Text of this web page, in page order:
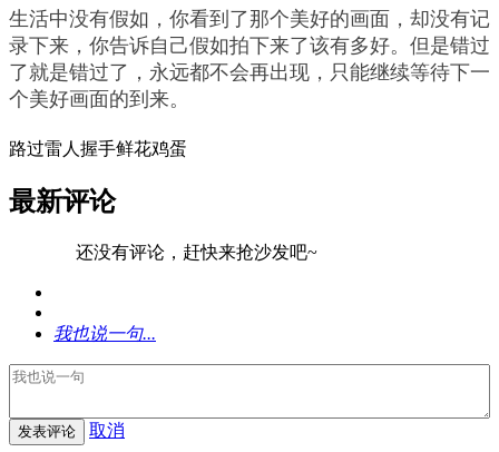
生活中没有假如，你看到了那个美好的画面，却没有记
录下来，你告诉自己假如拍下来了该有多好。但是错过
了就是错过了，永远都不会再出现，只能继续等待下一
个美好画面的到来。
路过雷人 握手鲜花鸡蛋
最新评论
还没有评论，赶快来抢沙发吧~
我也说一句...
取消